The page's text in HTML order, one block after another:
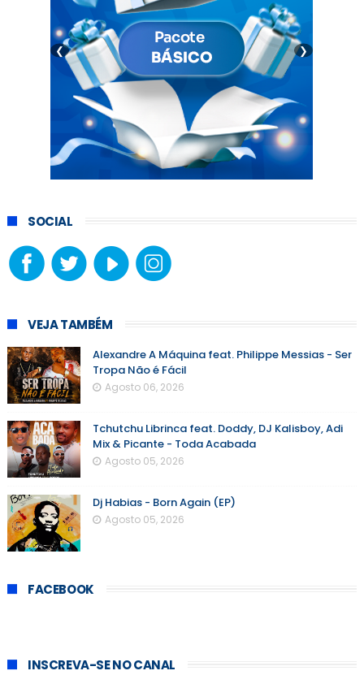
❮ ❯
SOCIAL
VEJA TAMBÉM
Alexandre A Máquina feat. Philippe Messias - Ser
Tropa Não é Fácil
Agosto 06, 2026
Tchutchu Librinca feat. Doddy, DJ Kalisboy, Adi
Mix & Picante - Toda Acabada
Agosto 05, 2026
Dj Habias - Born Again (EP)
Agosto 05, 2026
FACEBOOK
INSCREVA-SE NO CANAL